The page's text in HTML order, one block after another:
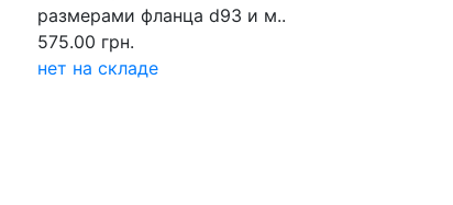
размерами фланца d93 и м..
575.00 грн.
нет на складе